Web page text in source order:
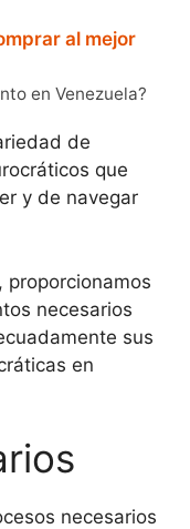
al mejor
en Venezuela?
de
que
y de navegar
proporcionamos
necesarios
sus
en
necesarios